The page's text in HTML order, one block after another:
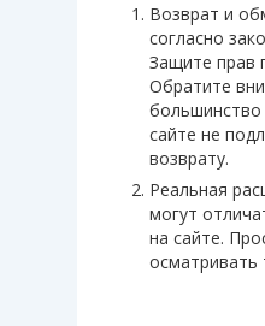
Возврат и
согласно
Защите прав
Обратите
большинство
сайте не
возврату.
Реальная
могут
на сайте.
осматривать